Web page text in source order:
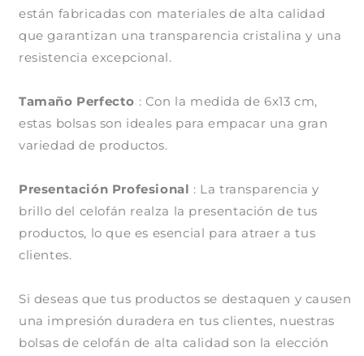
están fabricadas con materiales de alta calidad
que garantizan una transparencia cristalina y una
resistencia excepcional.
Tamaño Perfecto : Con la medida de 6x13 cm,
estas bolsas son ideales para empacar una gran
variedad de productos.
Presentación Profesional : La transparencia y
brillo del celofán realza la presentación de tus
productos, lo que es esencial para atraer a tus
clientes.
Si deseas que tus productos se destaquen y causen
una impresión duradera en tus clientes, nuestras
bolsas de celofán de alta calidad son la elección
Compra ahora y paga a meses
sin tarjeta de crédito
Agrega tu producto al carrito y
Paga mes a mescon saldo disponible,
débito u otros medios.